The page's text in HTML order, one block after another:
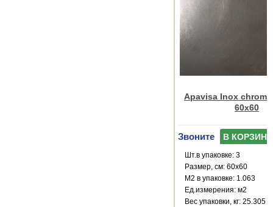
Apavisa Inox
60x60
Звоните В КОРЗИНУ
Шт.в упаковке: 3
Размер, см: 60x60
М2 в упаковке: 1.063
Ед.измерения: м2
Веc упаковки, кг: 25.305